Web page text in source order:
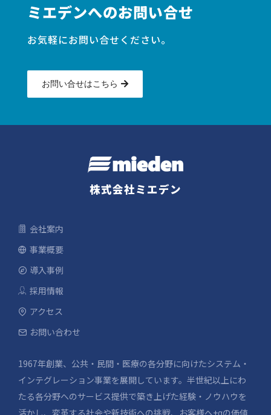
ミエデンへのお問い合せ
お気軽にお問い合せください。
お問い合せはこちら
株式会社ミエデン
会社案内
事業概要
導入事例
採用情報
アクセス
お問い合わせ
1967年創業、公共・民間・医療の各分野に向けたシステム・
インテグレーション事業を展開しています。半世紀以上にわ
たる各分野へのサービス提供で築き上げた経験・ノウハウを
活かし、変革する社会や新技術への挑戦、お客様へ+αの価値